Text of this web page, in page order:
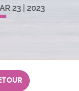
23 | 2023